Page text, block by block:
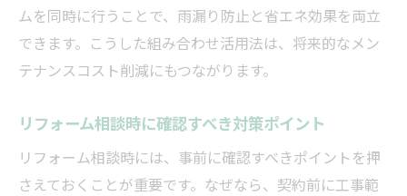
ムを同時に行うことで、雨漏り防止と省エネ効果を両立
できます。こうした組み合わせ活用法は、将来的なメン
テナンスコスト削減にもつながります。
リフォーム相談時に確認すべき対策ポイント
リフォーム相談時には、事前に確認すべきポイントを押
さえておくことが重要です。なぜなら、契約前に工事範